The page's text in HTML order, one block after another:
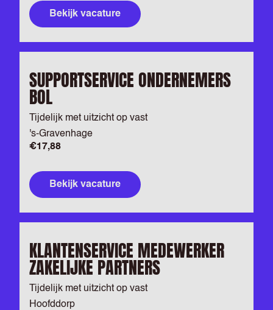
Bekijk vacature
SUPPORTSERVICE ONDERNEMERS
BOL
Tijdelijk met uitzicht op vast
's-Gravenhage
€17,88
Bekijk vacature
KLANTENSERVICE MEDEWERKER
ZAKELIJKE PARTNERS
Tijdelijk met uitzicht op vast
Hoofddorp